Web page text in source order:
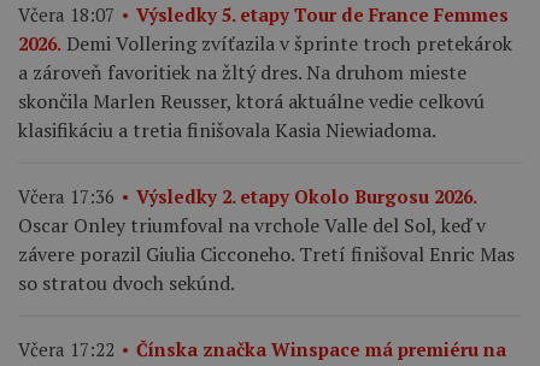
Včera 18:07
Výsledky 5. etapy Tour de France Femmes
2026. Demi Vollering zvíťazila v šprinte troch pretekárok
a zároveň favoritiek na žltý dres. Na druhom mieste
skončila Marlen Reusser, ktorá aktuálne vedie celkovú
klasifikáciu a tretia finišovala Kasia Niewiadoma.
Včera 17:36 Výsledky 2. etapy Okolo Burgosu 2026.
Oscar Onley triumfoval na vrchole Valle del Sol, keď v
závere porazil Giulia Cicconeho. Tretí finišoval Enric Mas
so stratou dvoch sekúnd.
Včera 17:22
Čínska značka Winspace má premiéru na